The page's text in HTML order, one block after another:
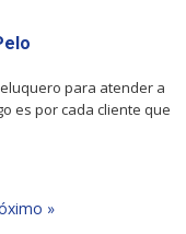
para atender a
es por cada cliente que
»